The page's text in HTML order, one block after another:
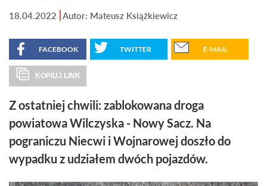
18.04.2022 Autor: Mateusz Książkiewicz
FACEBOOK TWITTER E-MAIL
KOPIUJ LINK
Z ostatniej chwili: zablokowana droga
powiatowa Wilczyska - Nowy Sacz. Na
pograniczu Niecwi i Wojnarowej doszło do
wypadku z udziałem dwóch pojazdów.